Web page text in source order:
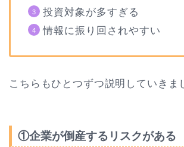
投資対象が多すぎる
情報に振り回されやすい
こちらもひとつずつ説明していきま
①企業が倒産するリスクがある